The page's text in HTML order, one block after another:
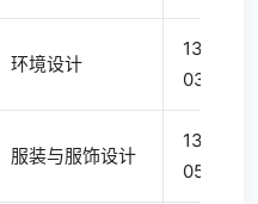
环境设计
1305
03
服装与服饰设计
1305
05